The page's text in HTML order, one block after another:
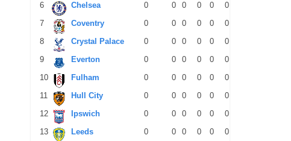
6
Chelsea 0 0 0 0 0 0
7
Coventry 0 0 0 0 0 0
8
Crystal Palace 0 0 0 0 0 0
9
Everton 0 0 0 0 0 0
10
Fulham 0 0 0 0 0 0
11
Hull City 0 0 0 0 0 0
12
Ipswich 0 0 0 0 0 0
13
Leeds 0 0 0 0 0 0